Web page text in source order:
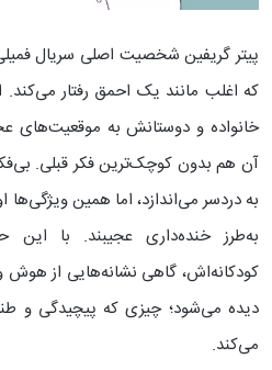
پیتر گریفین شخصیت اصلی سریال
که اغلب مانند یک احمق رفتار
خانواده و دوستانش به موقعیت‌های
آن‌ هم بدون کوچک‌ترین فکر قبلی.
به دردسر می‌اندازد، اما همین
به‌طرز خنده‌داری عجیبند. با
کودکانه‌اش، گاهی نشانه‌هایی از
دیده می‌شود؛ چیزی که پیچیدگی و
می‌کند.